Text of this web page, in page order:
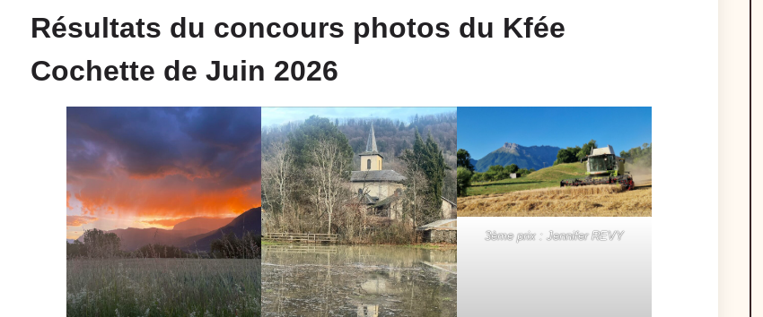
Résultats du concours photos du Kfée
Cochette de Juin 2026
3ème prix : Jennifer REVY